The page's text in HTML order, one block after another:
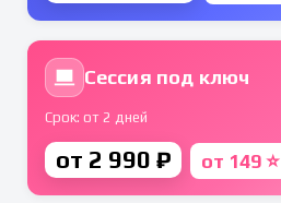
Сессия под ключ
Срок: от 2 дней
от 2 990 ₽ от 149 ⭐